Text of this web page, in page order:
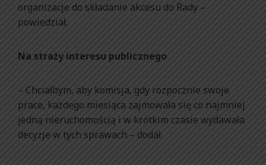
organizacje do składanie akcesu do Rady –
powiedział.
Na straży interesu publicznego
– Chciałbym, aby komisja, gdy rozpocznie swoje
prace, każdego miesiąca zajmowała się co najmniej
jedną nieruchomością i w krótkim czasie wydawała
decyzje w tych sprawach – dodał.